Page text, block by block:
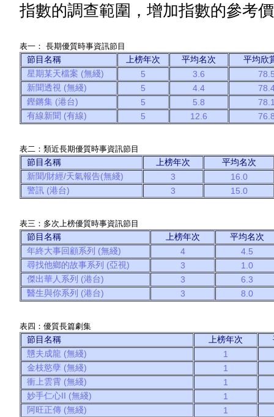
指數的調查範圍，增加指數的參考
表一： 長期優質時事資訊節目
節目名稱 上榜年次 平均名次
平均欣
星期某天檔案 (無綫)
5 3.6
新聞透視 (無綫)
5 4.4
鏗鏘集 (港台)
5 5.8
有線新聞 (有線)
5 12.6
表二：類近長期優質時事資訊節目
節目名稱 上榜年次
平均名次
新聞/財經/天氣報告(無綫)
3
16.0
警訊 (港台)
3 15.0
表三：多次上榜優質時事資訊節目
節目名稱 上榜年次
平均名次
年終大事回顧系列 (無綫)
4
4.5
尋找他鄉的故事系列 (亞視)
3
1.0
傑出華人系列 (港台)
3
6.3
醫生與你系列 (港台)
3 8.0
表四：優質長篇劇集
節目名稱 上榜年次
戇夫成龍 (無綫)
1
金枝慾孽 (無綫)
1
衝上雲霄 (無綫)
1
妙手仁心II (無綫)
1
阿旺正傳 (無綫)
1